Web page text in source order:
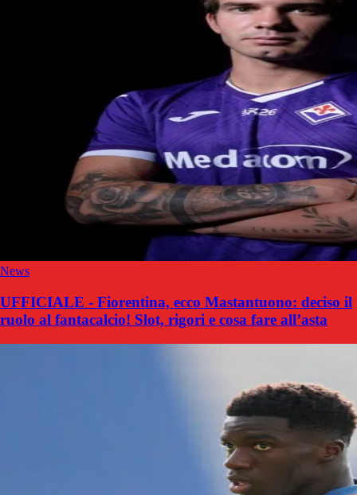
News
UFFICIALE - Fiorentina, ecco Mastantuono: deciso il
ruolo al fantacalcio! Slot, rigori e cosa fare all’asta